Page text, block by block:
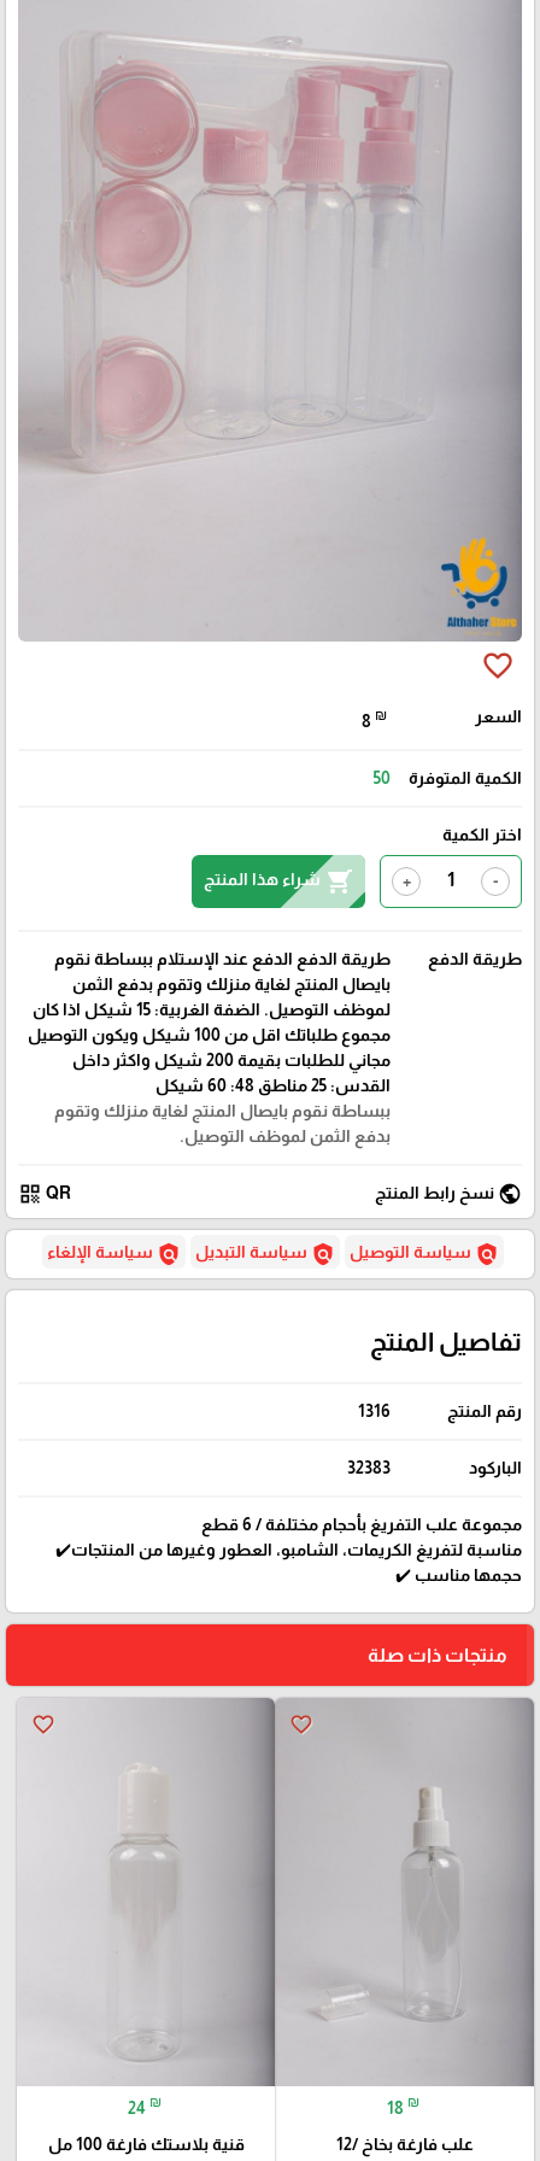
favorite_border
السعر 8 ₪
الكمية المتوفرة 50
اختر الكمية
-
+
shopping_cart شراء هذا المنتج
طريقة الدفع
طريقة الدفع الدفع عند الإستلام ببساطة نقوم
بايصال المنتج لغاية منزلك وتقوم بدفع الثمن
لموظف التوصيل. الضفة الغربية: 15 شيكل اذا كان
مجموع طلباتك اقل من 100 شيكل ويكون التوصيل
مجاني للطلبات بقيمة 200 شيكل واكثر داخل
القدس: 25 مناطق 48: 60 شيكل
ببساطة نقوم بايصال المنتج لغاية منزلك وتقوم
بدفع الثمن لموظف التوصيل.
public نسخ رابط المنتج QR
qr_code
policy سياسة التوصيل policy سياسة التبديل policy سياسة الإلغاء
تفاصيل المنتج
رقم المنتج 1316
الباركود 32383
مجموعة علب التفريغ بأحجام مختلفة / 6 قطع
مناسبة لتفريغ الكريمات، الشامبو، العطور وغيرها من المنتجات✔️
حجمها مناسب ✔️
منتجات ذات صلة
favorite_border
18 ₪
علب فارغة بخاخ /12
favorite_border
24 ₪
قنية بلاستك فارغة 100 مل